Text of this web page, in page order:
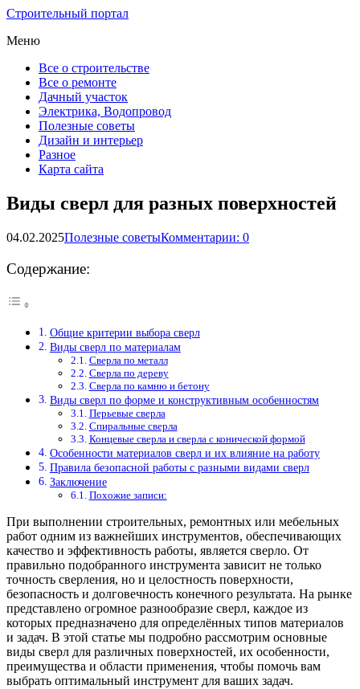
Строительный портал
Меню
Все о строительстве
Все о ремонте
Дачный участок
Электрика, Водопровод
Полезные советы
Дизайн и интерьер
Разное
Карта сайта
Виды сверл для разных поверхностей
04.02.2025Полезные советыКомментарии: 0
Содержание:
Общие критерии выбора сверл
Виды сверл по материалам
Сверла по металл
Сверла по дереву
Сверла по камню и бетону
Виды сверл по форме и конструктивным особенностям
Перьевые сверла
Спиральные сверла
Концевые сверла и сверла с конической формой
Особенности материалов сверл и их влияние на работу
Правила безопасной работы с разными видами сверл
Заключение
Похожие записи:
При выполнении строительных, ремонтных или мебельных
работ одним из важнейших инструментов, обеспечивающих
качество и эффективность работы, является сверло. От
правильно подобранного инструмента зависит не только
точность сверления, но и целостность поверхности,
безопасность и долговечность конечного результата. На рынке
представлено огромное разнообразие сверл, каждое из
которых предназначено для определённых типов материалов
и задач. В этой статье мы подробно рассмотрим основные
виды сверл для различных поверхностей, их особенности,
преимущества и области применения, чтобы помочь вам
выбрать оптимальный инструмент для ваших задач.